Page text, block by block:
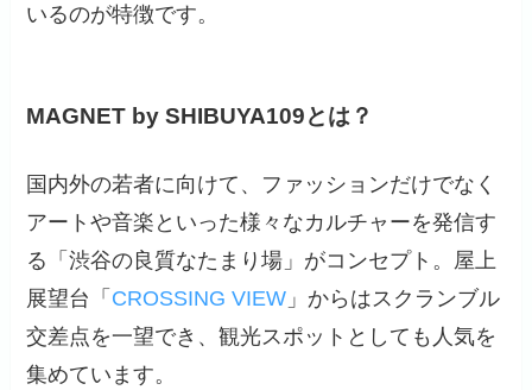
いるのが特徴です。
MAGNET by SHIBUYA109とは？
国内外の若者に向けて、ファッションだけでなく
アートや音楽といった様々なカルチャーを発信す
る「渋谷の良質なたまり場」がコンセプト。屋上
展望台「 CROSSING VIEW 」からはスクランブル
交差点を一望でき、観光スポットとしても人気を
集めています。